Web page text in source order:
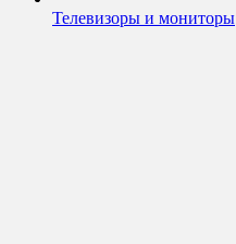
Телевизоры и мониторы